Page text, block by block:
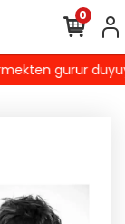
gurur
0